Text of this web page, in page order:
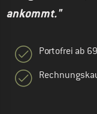
ankommt."
Portofrei ab